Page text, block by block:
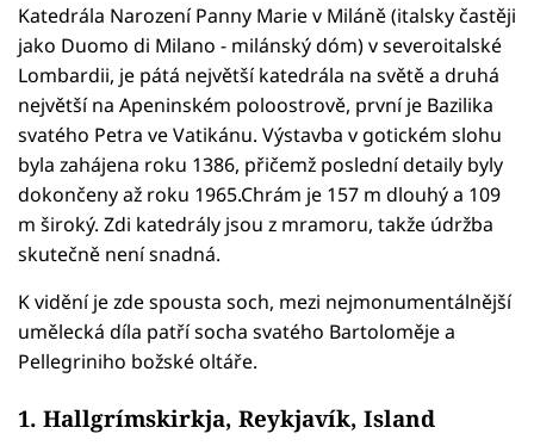
Katedrála Narození Panny Marie v Miláně (italsky častěji
jako Duomo di Milano - milánský dóm) v severoitalské
Lombardii, je pátá největší katedrála na světě a druhá
největší na Apeninském poloostrově, první je Bazilika
svatého Petra ve Vatikánu. Výstavba v gotickém slohu
byla zahájena roku 1386, přičemž poslední detaily byly
dokončeny až roku 1965.Chrám je 157 m dlouhý a 109
m široký. Zdi katedrály jsou z mramoru, takže údržba
skutečně není snadná.
K vidění je zde spousta soch, mezi nejmonumentálnější
umělecká díla patří socha svatého Bartoloměje a
Pellegriniho božské oltáře.
1. Hallgrímskirkja, Reykjavík, Island